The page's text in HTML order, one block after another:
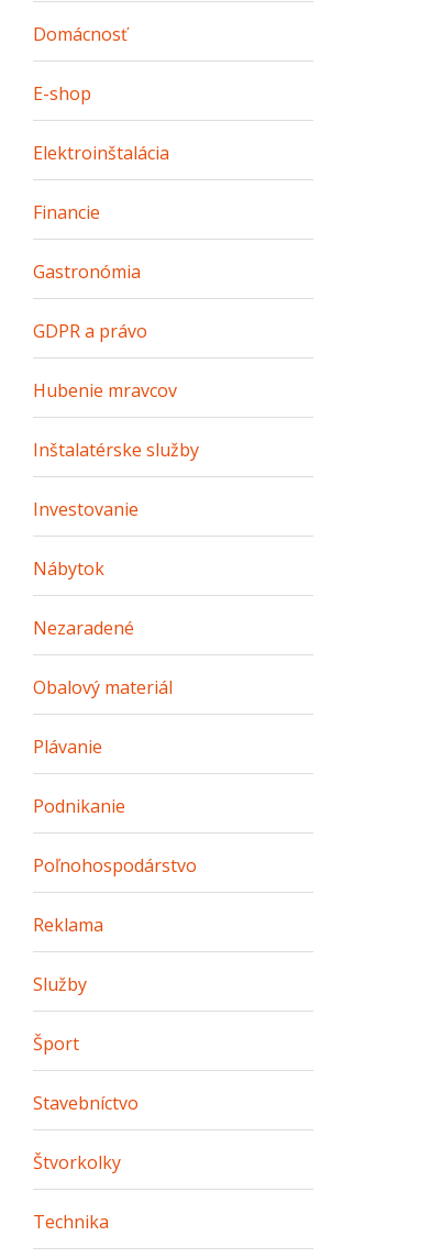
Domácnosť
E-shop
Elektroinštalácia
Financie
Gastronómia
GDPR a právo
Hubenie mravcov
Inštalatérske služby
Investovanie
Nábytok
Nezaradené
Obalový materiál
Plávanie
Podnikanie
Poľnohospodárstvo
Reklama
Služby
Šport
Stavebníctvo
Štvorkolky
Technika